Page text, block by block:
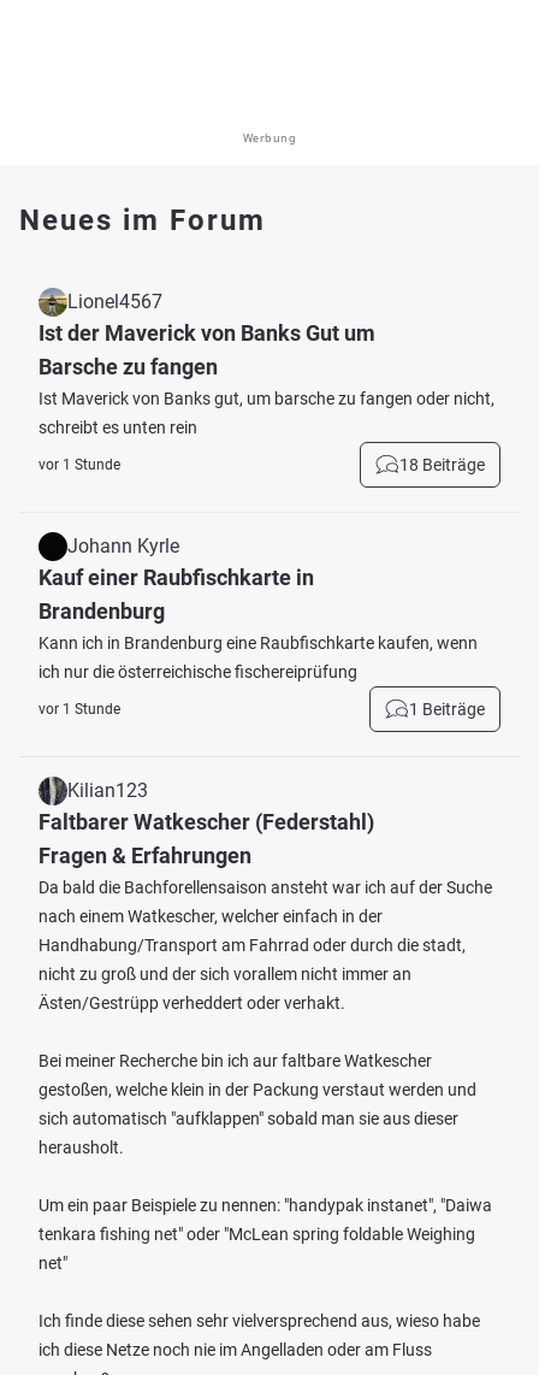
Werbung
Neues im Forum
Lionel4567
Ist der Maverick von Banks Gut um
Barsche zu fangen
Ist Maverick von Banks gut, um barsche zu fangen oder nicht,
schreibt es unten rein
vor 1 Stunde 18 Beiträge
Johann Kyrle
Kauf einer Raubfischkarte in
Brandenburg
Kann ich in Brandenburg eine Raubfischkarte kaufen, wenn
ich nur die österreichische fischereiprüfung
vor 1 Stunde 1 Beiträge
Kilian123
Faltbarer Watkescher (Federstahl)
Fragen & Erfahrungen
Da bald die Bachforellensaison ansteht war ich auf der Suche
nach einem Watkescher, welcher einfach in der
Handhabung/Transport am Fahrrad oder durch die stadt,
nicht zu groß und der sich vorallem nicht immer an
Ästen/Gestrüpp verheddert oder verhakt.
Bei meiner Recherche bin ich aur faltbare Watkescher
gestoßen, welche klein in der Packung verstaut werden und
sich automatisch "aufklappen" sobald man sie aus dieser
herausholt.
Um ein paar Beispiele zu nennen: "handypak instanet", "Daiwa
tenkara fishing net" oder "McLean spring foldable Weighing
net"
Ich finde diese sehen sehr vielversprechend aus, wieso habe
ich diese Netze noch nie im Angelladen oder am Fluss